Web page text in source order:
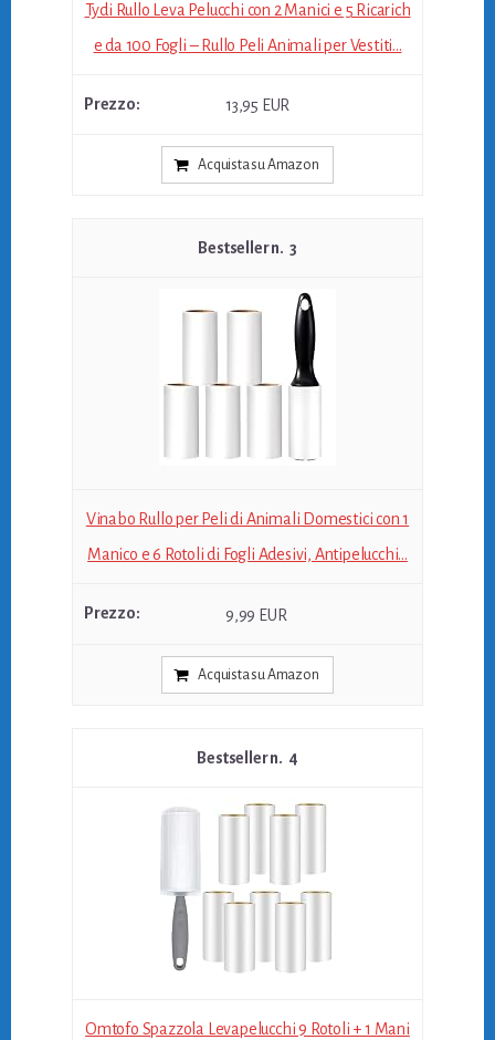
Tydi Rullo Leva Pelucchi con 2 Manici e 5 Ricarich
e da 100 Fogli – Rullo Peli Animali per Vestiti...
13,95 EUR
Acquista su Amazon
3
Vinabo Rullo per Peli di Animali Domestici con 1
Manico e 6 Rotoli di Fogli Adesivi, Antipelucchi...
9,99 EUR
Acquista su Amazon
4
Omtofo Spazzola Levapelucchi 9 Rotoli + 1 Mani